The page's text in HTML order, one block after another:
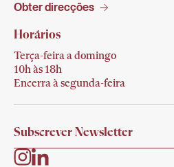
Obter direcções
Horários
Terça-feira a domingo
10h às 18h
Encerra à segunda-feira